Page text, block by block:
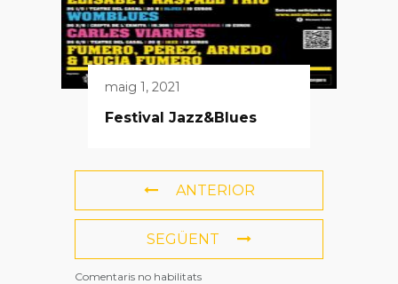
maig 1, 2021
Festival Jazz&Blues
ANTERIOR
SEGÜENT
Comentaris no habilitats